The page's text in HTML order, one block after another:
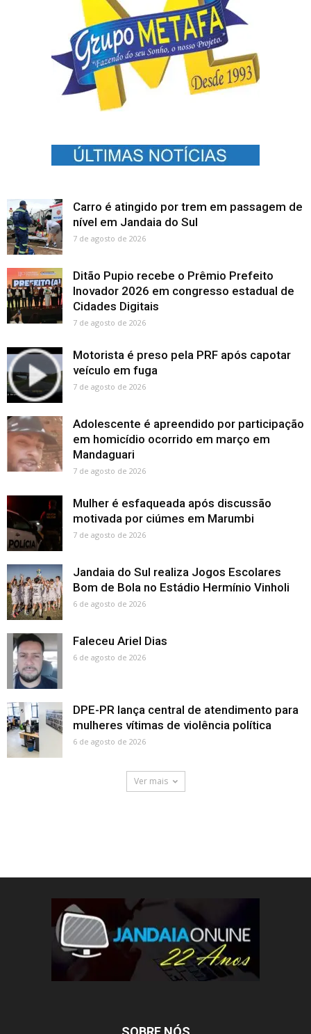
Carro é atingido por trem em passagem de
nível em Jandaia do Sul
7 de agosto de 2026
Ditão Pupio recebe o Prêmio Prefeito
Inovador 2026 em congresso estadual de
Cidades Digitais
7 de agosto de 2026
Motorista é preso pela PRF após capotar
veículo em fuga
7 de agosto de 2026
Adolescente é apreendido por participação
em homicídio ocorrido em março em
Mandaguari
7 de agosto de 2026
Mulher é esfaqueada após discussão
motivada por ciúmes em Marumbi
7 de agosto de 2026
Jandaia do Sul realiza Jogos Escolares
Bom de Bola no Estádio Hermínio Vinholi
6 de agosto de 2026
Faleceu Ariel Dias
6 de agosto de 2026
DPE-PR lança central de atendimento para
mulheres vítimas de violência política
6 de agosto de 2026
Ver mais